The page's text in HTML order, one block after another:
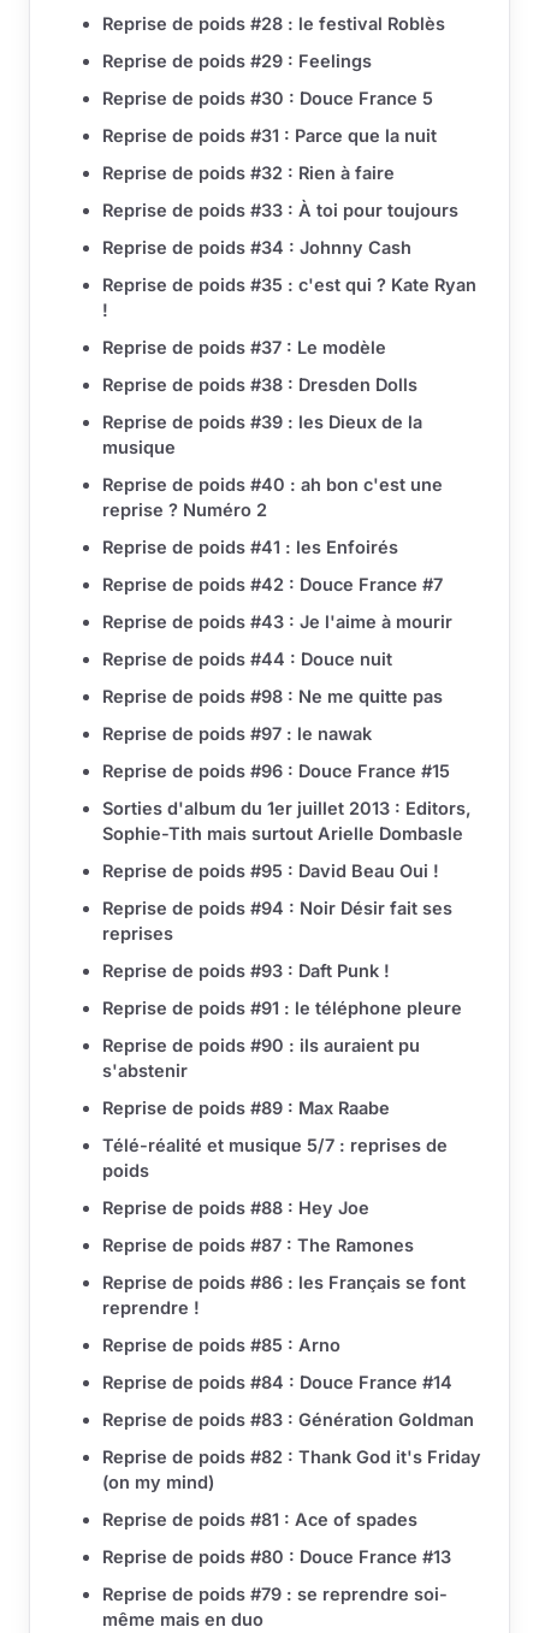
Reprise de poids #28 : le festival Roblès
Reprise de poids #29 : Feelings
Reprise de poids #30 : Douce France 5
Reprise de poids #31 : Parce que la nuit
Reprise de poids #32 : Rien à faire
Reprise de poids #33 : À toi pour toujours
Reprise de poids #34 : Johnny Cash
Reprise de poids #35 : c'est qui ? Kate Ryan
!
Reprise de poids #37 : Le modèle
Reprise de poids #38 : Dresden Dolls
Reprise de poids #39 : les Dieux de la
musique
Reprise de poids #40 : ah bon c'est une
reprise ? Numéro 2
Reprise de poids #41 : les Enfoirés
Reprise de poids #42 : Douce France #7
Reprise de poids #43 : Je l'aime à mourir
Reprise de poids #44 : Douce nuit
Reprise de poids #98 : Ne me quitte pas
Reprise de poids #97 : le nawak
Reprise de poids #96 : Douce France #15
Sorties d'album du 1er juillet 2013 : Editors,
Sophie-Tith mais surtout Arielle Dombasle
Reprise de poids #95 : David Beau Oui !
Reprise de poids #94 : Noir Désir fait ses
reprises
Reprise de poids #93 : Daft Punk !
Reprise de poids #91 : le téléphone pleure
Reprise de poids #90 : ils auraient pu
s'abstenir
Reprise de poids #89 : Max Raabe
Télé-réalité et musique 5/7 : reprises de
poids
Reprise de poids #88 : Hey Joe
Reprise de poids #87 : The Ramones
Reprise de poids #86 : les Français se font
reprendre !
Reprise de poids #85 : Arno
Reprise de poids #84 : Douce France #14
Reprise de poids #83 : Génération Goldman
Reprise de poids #82 : Thank God it's Friday
(on my mind)
Reprise de poids #81 : Ace of spades
Reprise de poids #80 : Douce France #13
Reprise de poids #79 : se reprendre soi-
même mais en duo